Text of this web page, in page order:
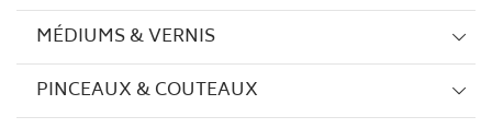
MÉDIUMS & VERNIS
PINCEAUX & COUTEAUX